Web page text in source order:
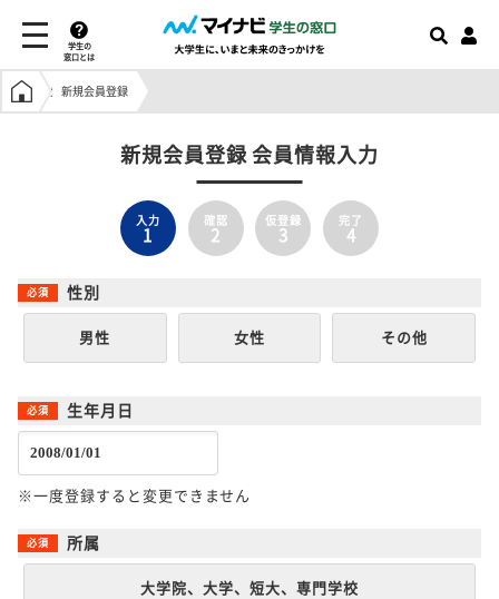
学生の
窓口とは
学生の窓口トップ
新規会員登録
新規会員登録 会員情報入力
入力
1
確認
2
仮登録
3
完了
4
性別
男性 女性 その他
生年月日
※一度登録すると変更できません
所属
大学院、大学、短大、専門学校